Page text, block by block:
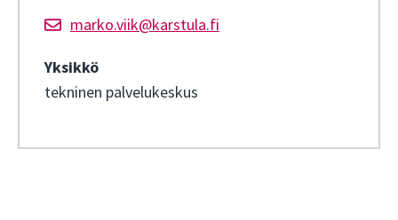
marko.viik@karstula.fi
Yksikkö
tekninen palvelukeskus